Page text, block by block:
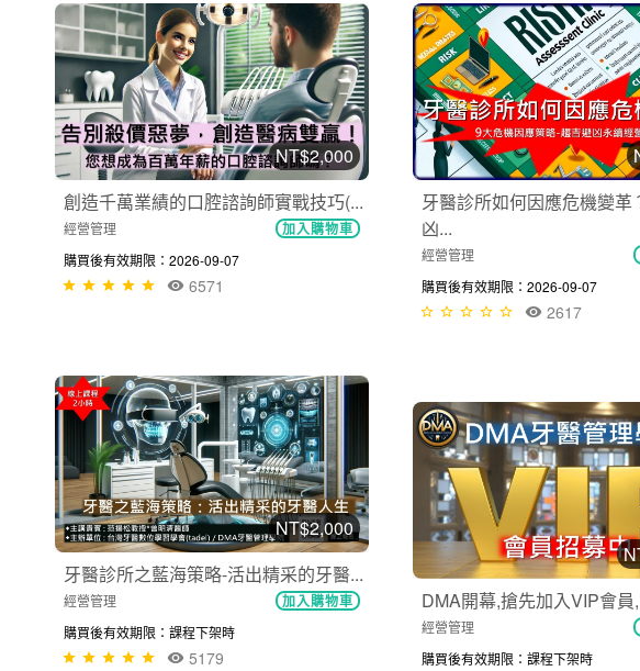
NT$2,000
創造千萬業績的口腔諮詢師實戰技巧(...
經營管理 加入購物車
購買後有效期限：2026-09-07
6571
牙醫診所如何因應危機變革
凶...
經營管理
購買後有效期限：2026-09-07
2617
NT$2,000
牙醫診所之藍海策略-活出精采的牙醫...
經營管理 加入購物車
購買後有效期限：課程下架時
5179
DMA開幕,搶先加入VIP會員
經營管理
購買後有效期限：課程下架時